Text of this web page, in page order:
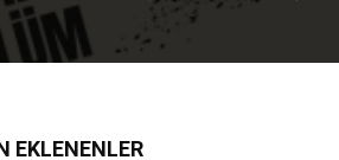
EKLENENLER